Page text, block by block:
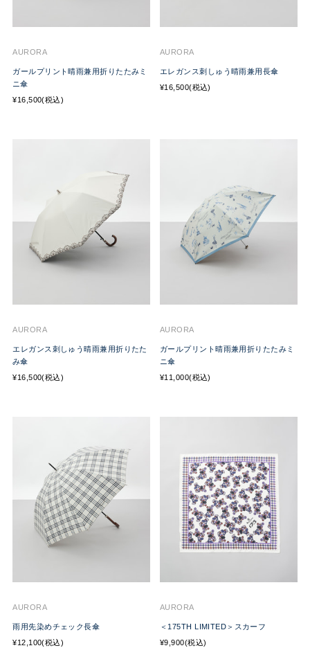
AURORA
ガールプリント晴雨兼用折りたたみミ
ニ傘
¥16,500(税込)
AURORA
エレガンス刺しゅう晴雨兼用長傘
¥16,500(税込)
AURORA
エレガンス刺しゅう晴雨兼用折りたた
み傘
¥16,500(税込)
AURORA
ガールプリント晴雨兼用折りたたみミ
ニ傘
¥11,000(税込)
AURORA
雨用先染めチェック長傘
¥12,100(税込)
AURORA
＜175TH LIMITED＞スカーフ
¥9,900(税込)